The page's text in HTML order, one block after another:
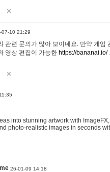
07-10 21:29
관련 문의가 많아 보이네요. 만약 게임
영상 편집이 가능한 https://bananai.io/
into stunning artwork with
photo-realistic images in seconds
26-01-09 14:18